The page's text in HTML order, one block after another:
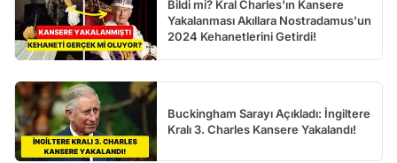
Bildi mi? Kral Charles'ın Kansere
Yakalanması Akıllara Nostradamus'un
2024 Kehanetlerini Getirdi!
Buckingham Sarayı Açıkladı: İngiltere
Kralı 3. Charles Kansere Yakalandı!